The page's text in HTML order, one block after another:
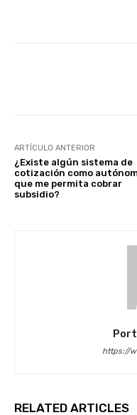
ARTÍCULO ANTERIOR
¿Existe algún sistema de
cotización como
que me permita cobrar
subsidio?
https://
RELATED ARTICLES